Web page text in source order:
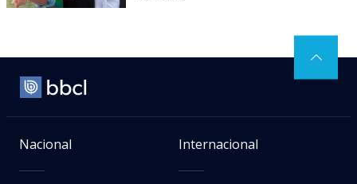
Nacional Internacional